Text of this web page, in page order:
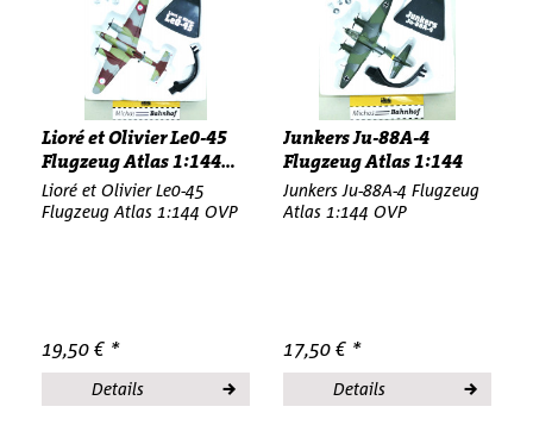
Lioré et Olivier Le0-45
Flugzeug Atlas 1:144...
Lioré et Olivier Le0-45
Flugzeug Atlas 1:144 OVP
19,50 € *
Details
Junkers Ju-88A-4
Flugzeug Atlas 1:144
OVP Hi2 µ
Junkers Ju-88A-4 Flugzeug
Atlas 1:144 OVP
17,50 € *
Details